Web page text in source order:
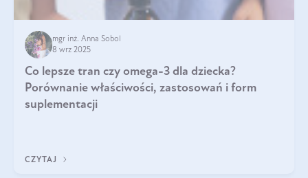
mgr inż. Anna Sobol
8 wrz 2025
Co lepsze tran czy omega-3 dla dziecka?
Porównanie właściwości, zastosowań i form
suplementacji
CZYTAJ